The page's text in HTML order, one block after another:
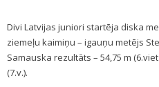
Divi Latvijas juniori startēja diska
ziemeļu kaimiņu – igauņu metējs
Samauska rezultāts – 54,75 m
(7.v.).